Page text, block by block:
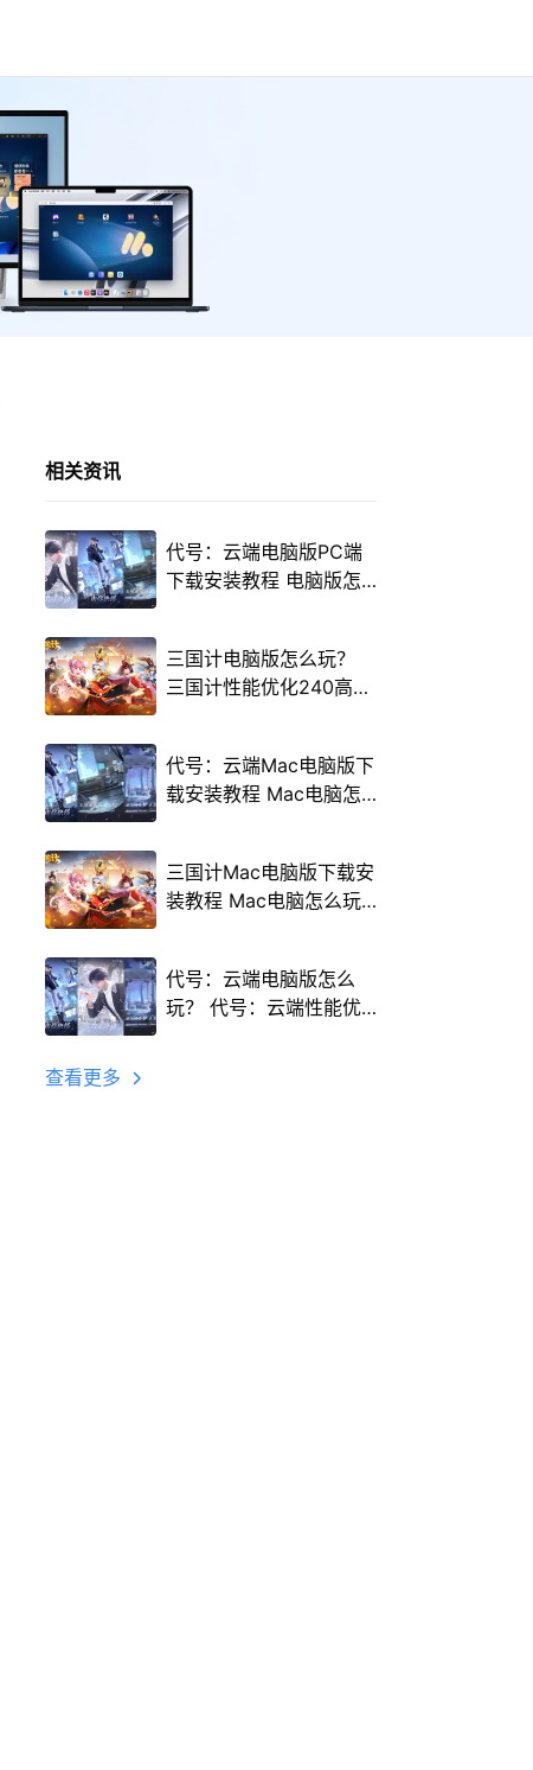
相关资讯
代号：云端电脑版PC端
下载安装教程 电脑版怎
三国计电脑版怎么玩？
三国计性能优化240高帧
代号：云端Mac电脑版下
载安装教程 Mac电脑怎
三国计Mac电脑版下载安
装教程 Mac电脑怎么玩
代号：云端电脑版怎么
玩？ 代号：云端性能优
查看更多